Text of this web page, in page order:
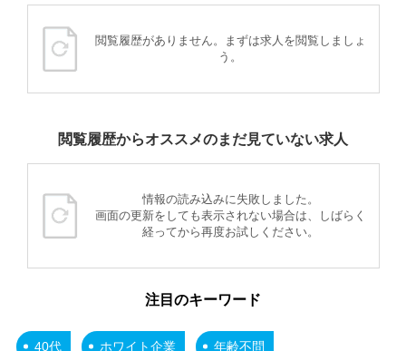
閲覧履歴がありません。まずは求人を閲覧しましょ
う。
閲覧履歴からオススメのまだ見ていない求人
情報の読み込みに失敗しました。
画面の更新をしても表示されない場合は、しばらく
経ってから再度お試しください。
注目のキーワード
40代 ホワイト企業 年齢不問